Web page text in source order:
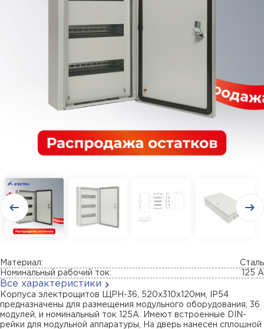
Материал:
Сталь
Номинальный рабочий ток:
125 А
Все характеристики
Корпуса электрощитов ЩРН-36, 520х310х120мм, IP54
предназначены для размещения модульного оборудования, 36
модулей, и номинальный ток 125А. Имеют встроенные DIN-
рейки для модульной аппаратуры, На дверь нанесен сплошной